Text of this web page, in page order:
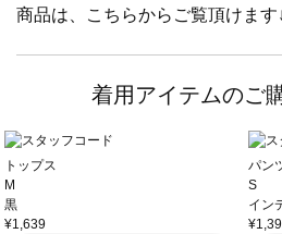
商品は、こちらからご覧頂けます
着用アイテムのご
トップス
M
黒
¥1,639
パン
S
イン